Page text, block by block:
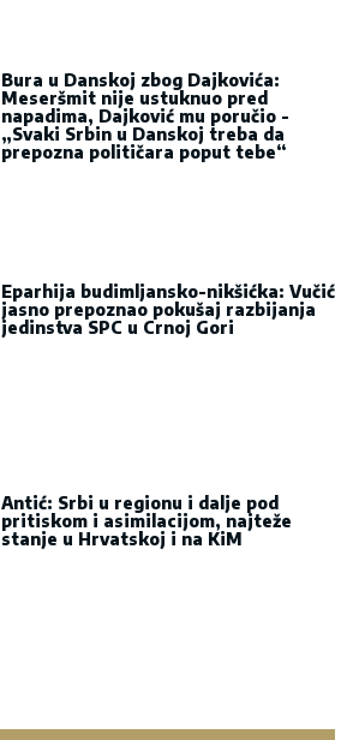
Bura u Danskoj zbog Dajkovića:
Meseršmit nije ustuknuo pred
napadima, Dajković mu poručio -
„Svaki Srbin u Danskoj treba da
prepozna političara poput tebe“
Eparhija budimljansko-nikšićka: Vučić
jasno prepoznao pokušaj razbijanja
jedinstva SPC u Crnoj Gori
Antić: Srbi u regionu i dalje pod
pritiskom i asimilacijom, najteže
stanje u Hrvatskoj i na KiM